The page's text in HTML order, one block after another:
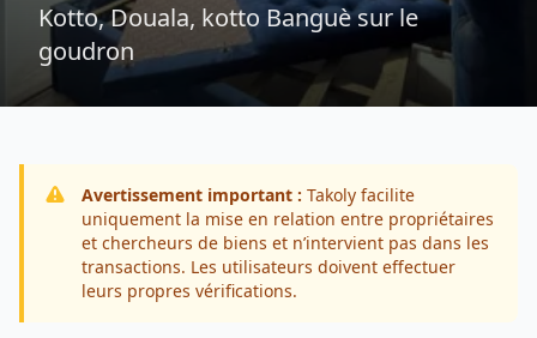
Kotto, Douala, kotto Banguè sur le
goudron
Avertissement important : Takoly facilite
uniquement la mise en relation entre propriétaires
et chercheurs de biens et n’intervient pas dans les
transactions. Les utilisateurs doivent effectuer
leurs propres vérifications.